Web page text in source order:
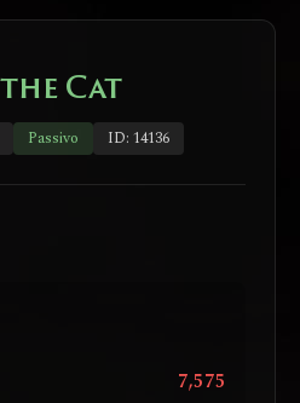
Cat
Passivo ID: 14136
7,575